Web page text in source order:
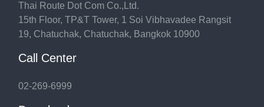
Thai Route Dot Com Co.,Ltd.
15th Floor, TP&T Tower, 1 Soi Vibhavadee Rangsit
19, Chatuchak, Chatuchak, Bangkok 10900
Call Center
02-269-6999